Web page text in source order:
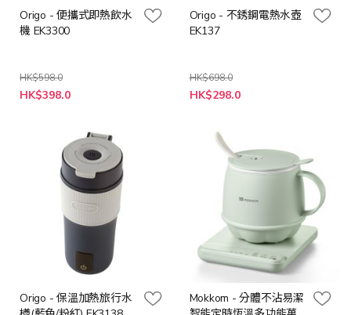
Origo - 便攜式即熱飲水
機 EK3300
HK$598.0
特
殊
HK$398.0
Origo - 不銹鋼電熱水壺
EK137
HK$698.0
特
殊
HK$298.0
Origo - 保溫加熱旅行水
Mokkom - 分體不沾易潔